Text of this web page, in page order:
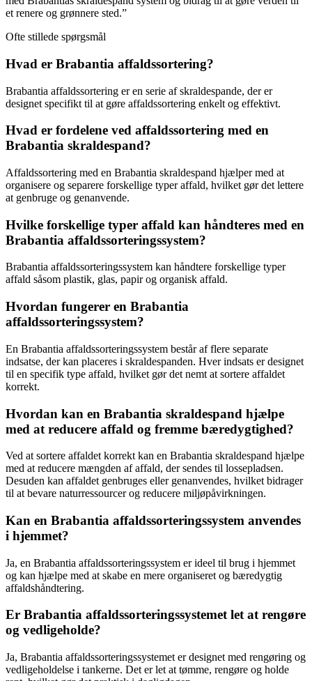
et renere og grønnere sted.”
Ofte stillede spørgsmål
Hvad er Brabantia affaldssortering?
Brabantia affaldssortering er en serie af skraldespande, der er
designet specifikt til at gøre affaldssortering enkelt og effektivt.
Hvad er fordelene ved affaldssortering med en
Brabantia skraldespand?
Affaldssortering med en Brabantia skraldespand hjælper med at
organisere og separere forskellige typer affald, hvilket gør det lettere
at genbruge og genanvende.
Hvilke forskellige typer affald kan håndteres med en
Brabantia affaldssorteringssystem?
Brabantia affaldssorteringssystem kan håndtere forskellige typer
affald såsom plastik, glas, papir og organisk affald.
Hvordan fungerer en Brabantia
affaldssorteringssystem?
En Brabantia affaldssorteringssystem består af flere separate
indsatse, der kan placeres i skraldespanden. Hver indsats er designet
til en specifik type affald, hvilket gør det nemt at sortere affaldet
korrekt.
Hvordan kan en Brabantia skraldespand hjælpe
med at reducere affald og fremme bæredygtighed?
Ved at sortere affaldet korrekt kan en Brabantia skraldespand hjælpe
med at reducere mængden af affald, der sendes til lossepladsen.
Desuden kan affaldet genbruges eller genanvendes, hvilket bidrager
til at bevare naturressourcer og reducere miljøpåvirkningen.
Kan en Brabantia affaldssorteringssystem anvendes
i hjemmet?
Ja, en Brabantia affaldssorteringssystem er ideel til brug i hjemmet
og kan hjælpe med at skabe en mere organiseret og bæredygtig
affaldshåndtering.
Er Brabantia affaldssorteringssystemet let at rengøre
og vedligeholde?
Ja, Brabantia affaldssorteringssystemet er designet med rengøring og
vedligeholdelse i tankerne. Det er let at tømme, rengøre og holde